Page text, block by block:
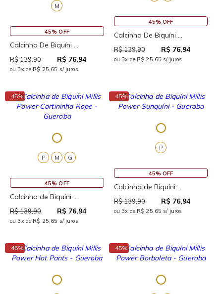
M
45% OFF
Calcinha De Biquíni ...
R$ 139,90 R$ 76,94
ou 3x de R$ 25,65 s/ juros
45% OFF
Calcinha De Biquíni ...
R$ 139,90 R$ 76,94
ou 3x de R$ 25,65 s/ juros
45%
G
M
P
45% OFF
Calcinha de Biquíni ...
R$ 139,90 R$ 76,94
ou 3x de R$ 25,65 s/ juros
45%
P
45% OFF
Calcinha de Biquíni ...
R$ 139,90 R$ 76,94
ou 3x de R$ 25,65 s/ juros
45% 45%